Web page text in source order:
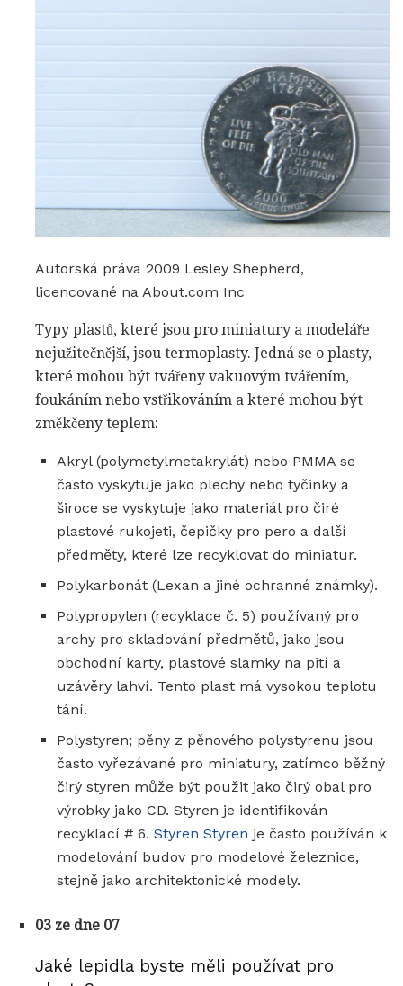
Autorská práva 2009 Lesley Shepherd,
licencované na About.com Inc
Typy plastů, které jsou pro miniatury a modeláře
nejužitečnější, jsou termoplasty. Jedná se o plasty,
které mohou být tvářeny vakuovým tvářením,
foukáním nebo vstřikováním a které mohou být
změkčeny teplem:
Akryl (polymetylmetakrylát) nebo PMMA se
často vyskytuje jako plechy nebo tyčinky a
široce se vyskytuje jako materiál pro čiré
plastové rukojeti, čepičky pro pero a další
předměty, které lze recyklovat do miniatur.
Polykarbonát (Lexan a jiné ochranné známky).
Polypropylen (recyklace č. 5) používaný pro
archy pro skladování předmětů, jako jsou
obchodní karty, plastové slamky na pití a
uzávěry lahví. Tento plast má vysokou teplotu
tání.
Polystyren; pěny z pěnového polystyrenu jsou
často vyřezávané pro miniatury, zatímco běžný
čirý styren může být použit jako čirý obal pro
výrobky jako CD. Styren je identifikován
recyklací # 6. Styren Styren je často používán k
modelování budov pro modelové železnice,
stejně jako architektonické modely.
03 ze dne 07
Jaké lepidla byste měli používat pro